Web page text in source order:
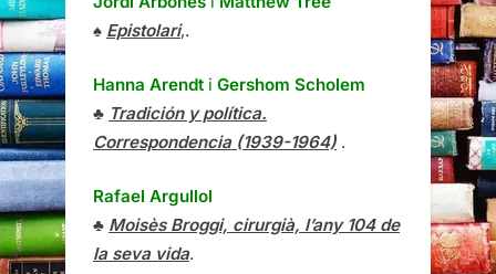
♠ Epistolari,.
Hanna Arendt i Gershom Scholem
♣ Tradición y política.
Correspondencia (1939-1964) .
Rafael Argullol
♣ Moisès Broggi, cirurgià, l’any 104 de
la seva vida.